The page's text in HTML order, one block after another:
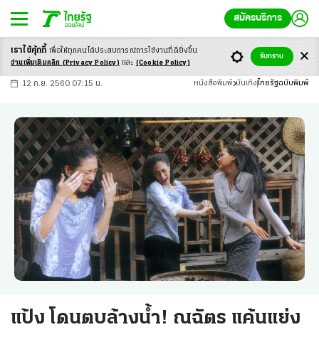
สมัครบริการ
-ก ก ก+
12 ก.ย. 2560 07:15 น. หนังสือพิมพ์ บันเทิง ไทยรัฐฉบับพิมพ์
แป้ง โดนตบล้างน้ำ! ณฉัตร แค้นแย่ง
เราใช้คุ้กกี้ เพื่อให้ทุกคนได้ประสบการณ์การใช้งานที่ดียิ่งขึ้น
อ่านเพิ่มเติมคลิก (Privacy Policy) และ (Cookie Policy)
รับทราบ